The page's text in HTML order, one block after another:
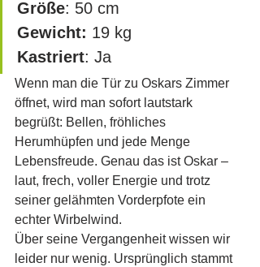
Größe
Gewicht: 19 kg
Kastriert: Ja
Wenn man die Tür zu Oskars Zimmer
öffnet, wird man sofort lautstark
begrüßt: Bellen, fröhliches
Herumhüpfen und jede Menge
Lebensfreude. Genau das ist Oskar –
laut, frech, voller Energie und trotz
seiner gelähmten Vorderpfote ein
echter Wirbelwind.
Über seine Vergangenheit wissen wir
leider nur wenig. Ursprünglich stammt